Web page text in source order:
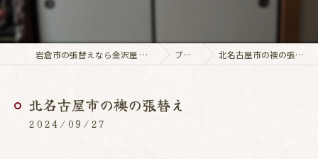
岩倉市の張替えなら金沢屋 岩倉店 ブログ 北名古屋市の襖の張替え
北名古屋市の襖の張替え
2024/09/27